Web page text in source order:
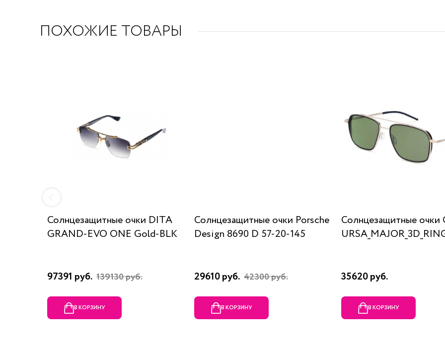
ПОХОЖИЕ ТОВАРЫ
Солнцезащитные очки DITA
GRAND-EVO ONE Gold-BLK
97391 руб. 139130 руб.
В КОРЗИНУ
Солнцезащитные очки Porsche
Design 8690 D 57-20-145
29610 руб. 42300 руб.
В КОРЗИНУ
Солнцезащитные очки
35620 руб.
В КОРЗИНУ